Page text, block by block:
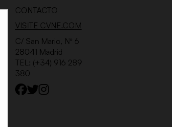
CONTACTO
VISITE CVNE.COM
C/ San Mario, Nº 6
28041 Madrid
TEL: (+34) 916 289
380